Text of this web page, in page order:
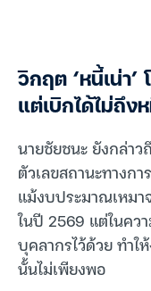
วิกฤต ‘หนี้เน่า
แต่เบิกได้ไม่ถึง
นายชัยชนะ ยังกล่า
ตัวเลขสถานะทางก
แม้งบประมาณเหมา
ในปี 2569 แต่ในคว
บุคลากรไว้ด้วย ทำ
นั้นไม่เพียงพอ